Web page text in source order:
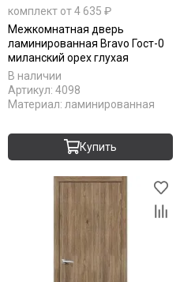
комплект от 4 635 ₽
Межкомнатная дверь
ламинированная Bravo Гост-0
миланский орех глухая
В наличии
Артикул: 4098
Материал: ламинированная
Купить